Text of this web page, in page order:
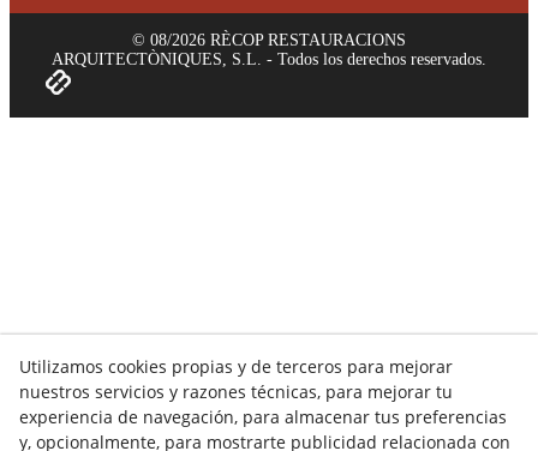
© 08/2026 RÈCOP RESTAURACIONS
ARQUITECTÒNIQUES, S.L. - Todos los derechos reservados.
Utilizamos cookies propias y de terceros para mejorar
nuestros servicios y razones técnicas, para mejorar tu
experiencia de navegación, para almacenar tus preferencias
y, opcionalmente, para mostrarte publicidad relacionada con